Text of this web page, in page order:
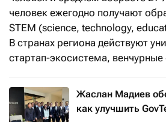
человек ежегодно получают
STEM (science, technology,
В странах региона действуют
стартап-экосистема,
Жаслан Мадиев
как улучшить